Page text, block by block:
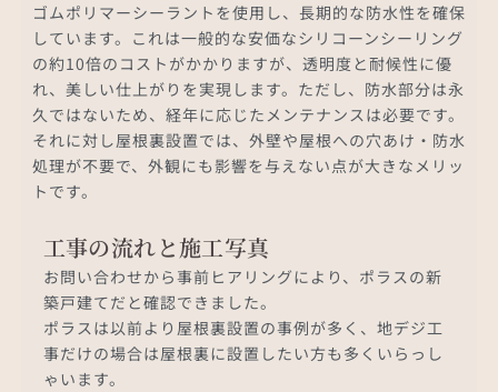
ゴムポリマーシーラントを使用し、長期的な防水性を確保
しています。これは一般的な安価なシリコーンシーリング
の約10倍のコストがかかりますが、透明度と耐候性に優
れ、美しい仕上がりを実現します。ただし、防水部分は永
久ではないため、経年に応じたメンテナンスは必要です。
それに対し屋根裏設置では、外壁や屋根への穴あけ・防水
処理が不要で、外観にも影響を与えない点が大きなメリッ
トです。
工事の流れと施工写真
お問い合わせから事前ヒアリングにより、ポラスの新
築戸建てだと確認できました。
ポラスは以前より屋根裏設置の事例が多く、地デジ工
事だけの場合は屋根裏に設置したい方も多くいらっし
ゃいます。